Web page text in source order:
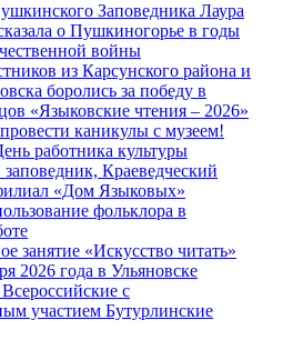
Заповедника Лаура
о Пушкиногорье в годы
войны
из Карсунского района и
боролись за победу в
«Языковские чтения – 2026»
каникулы с музеем!
работника культуры
Краеведческий
«Дом Языковых»
фольклора в
занятие «Искусство читать»
2026 года в Ульяновске
с
участием Бутурлинские